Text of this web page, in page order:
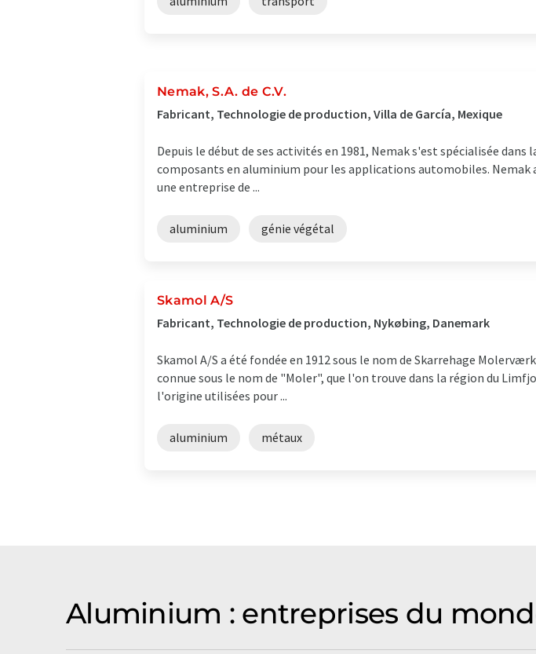
Nemak, S.A. de C.V.
Fabricant, Technologie de production, Villa de García, Mexique
Depuis le début de ses activités en 1981, Nemak s'est spécialisée
composants en aluminium pour les applications automobiles. Nemak
une entreprise de ...
aluminium génie végétal
Skamol A/S
Fabricant, Technologie de production, Nykøbing, Danemark
Skamol A/S a été fondée en 1912 sous le nom de Skarrehage
connue sous le nom de "Moler", que l'on trouve dans la région du
l'origine utilisées pour ...
aluminium métaux
Aluminium : entreprises du